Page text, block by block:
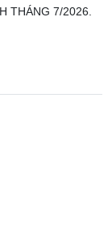
THÁNG 7/2026.